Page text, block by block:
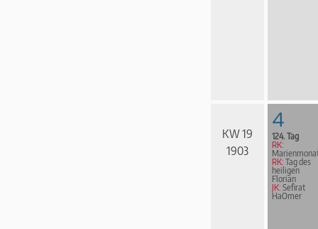
KW 19
1903
4
124. Tag
RK:
RK: Tag des
heiligen
Florian
JK: Sefirat
HaOmer